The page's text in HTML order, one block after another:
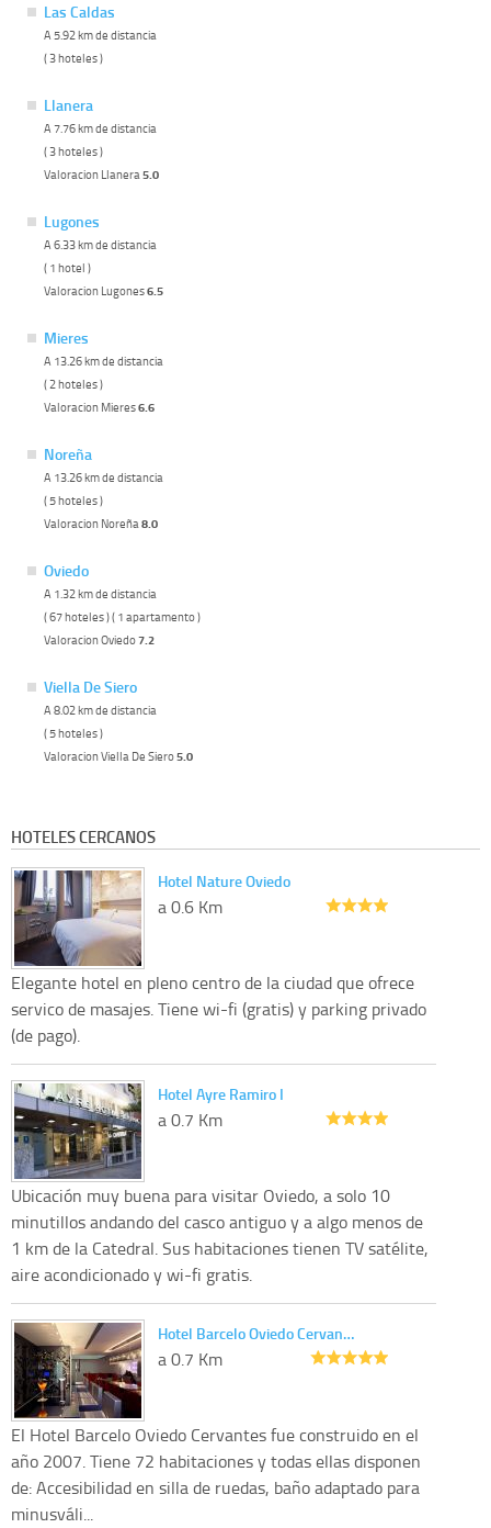
Las Caldas
A 5.92 km de distancia
( 3 hoteles )
Llanera
A 7.76 km de distancia
( 3 hoteles )
Valoracion Llanera5.0
Lugones
A 6.33 km de distancia
( 1 hotel )
Valoracion Lugones6.5
Mieres
A 13.26 km de distancia
( 2 hoteles )
Valoracion Mieres6.6
Noreña
A 13.26 km de distancia
( 5 hoteles )
Valoracion Noreña8.0
Oviedo
A 1.32 km de distancia
( 67 hoteles ) ( 1 apartamento )
Valoracion Oviedo7.2
Viella De Siero
A 8.02 km de distancia
( 5 hoteles )
Valoracion Viella De Siero5.0
HOTELES CERCANOS
Hotel Nature Oviedo
a 0.6 Km
Elegante hotel en pleno centro de la ciudad que ofrece
servico de masajes. Tiene wi-fi (gratis) y parking privado
(de pago).
Hotel Ayre Ramiro I
a 0.7 Km
Ubicación muy buena para visitar Oviedo, a solo 10
minutillos andando del casco antiguo y a algo menos de
1 km de la Catedral. Sus habitaciones tienen TV satélite,
aire acondicionado y wi-fi gratis.
Hotel Barcelo Oviedo Cervan…
a 0.7 Km
El Hotel Barcelo Oviedo Cervantes fue construido en el
año 2007. Tiene 72 habitaciones y todas ellas disponen
de: Accesibilidad en silla de ruedas, baño adaptado para
minusváli...